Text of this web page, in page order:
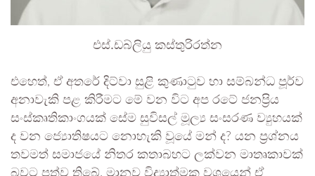
එස්.ඩබ්ලියු කස්තුරිරත්න
​එහෙත්, ඒ අතරේ දිට්වා සුළි කුණාටුව හා සම්බන්ධ පූර්ව
අනාවැකි පළ කිරීමට මේ වන විට අප රටේ ජනප්‍රිය
සංස්කෘතිකාංගයක් සේම සුවිසල් මූල්‍ය සංසරණ ව්‍යුහයක්
ද වන ජ්‍යොතිෂයට නොහැකි වූයේ මන් ද? යන ප්‍රශ්නය
තවමත් සමාජයේ නිතර කතාබහට ලක්වන මාතෘකාවක්